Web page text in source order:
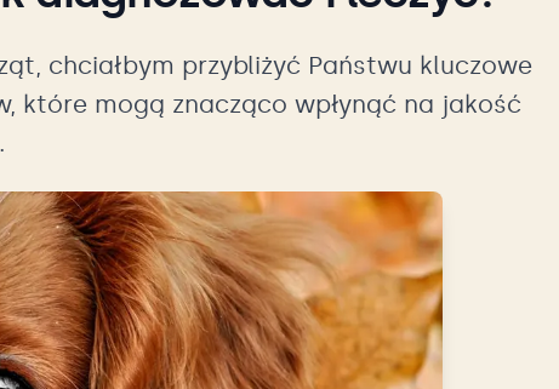
chciałbym przybliżyć Państwu kluczowe
które mogą znacząco wpłynąć na jakość